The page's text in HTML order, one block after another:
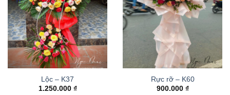
Lộc – K37
1.250.000 ₫
Rực rỡ – K60
900.000 ₫